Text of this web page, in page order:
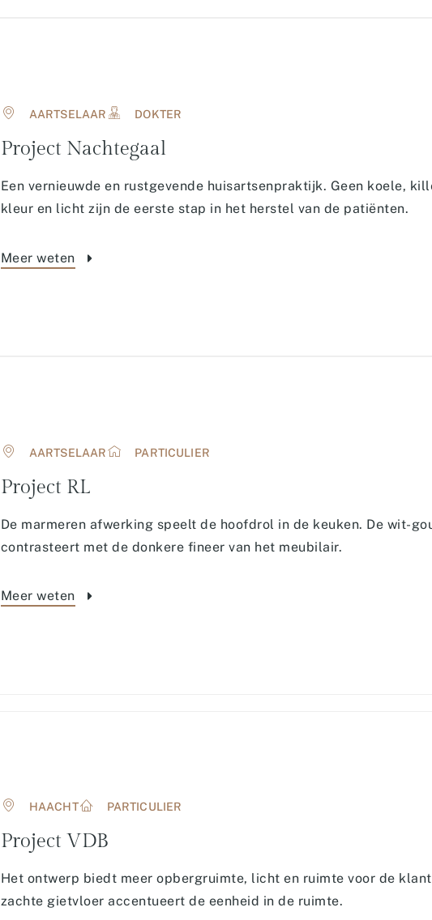
AARTSELAAR DOKTER
Project Nachtegaal
Een vernieuwde en rustgevende huisartsenpraktijk. Geen koele,
kleur en licht zijn de eerste stap in het herstel van de patiënten.
Meer weten
AARTSELAAR PARTICULIER
Project RL
De marmeren afwerking speelt de hoofdrol in de keuken. De wit-
contrasteert met de donkere fineer van het meubilair.
Meer weten
HAACHT PARTICULIER
Project VDB
Het ontwerp biedt meer opbergruimte, licht en ruimte voor de
zachte gietvloer accentueert de eenheid in de ruimte.